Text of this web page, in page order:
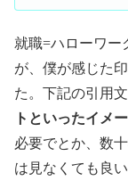
就職=ハローワー
が、僕が感じた
た。下記の引用
トといったイメ
必要でとか、数
は見なくても良